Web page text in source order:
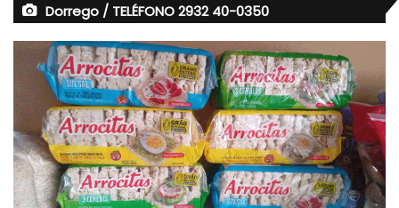
Dorrego / TELÉFONO 2932 40-0350